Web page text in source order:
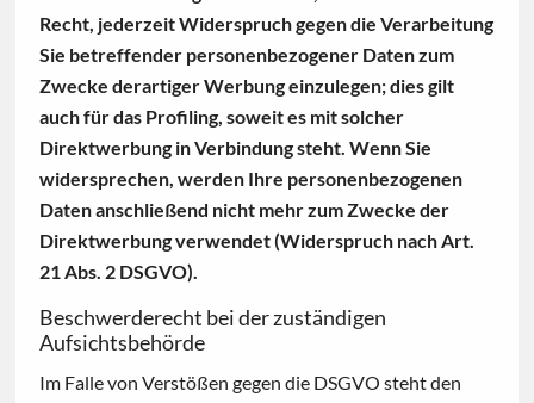
Recht, jederzeit Widerspruch gegen die Verarbeitung
Sie betreffender personenbezogener Daten zum
Zwecke derartiger Werbung einzulegen; dies gilt
auch für das Profiling, soweit es mit solcher
Direktwerbung in Verbindung steht. Wenn Sie
widersprechen, werden Ihre personenbezogenen
Daten anschließend nicht mehr zum Zwecke der
Direktwerbung verwendet (Widerspruch nach Art.
21 Abs. 2 DSGVO).
Beschwerderecht bei der zuständigen
Aufsichtsbehörde
Im Falle von Verstößen gegen die DSGVO steht den